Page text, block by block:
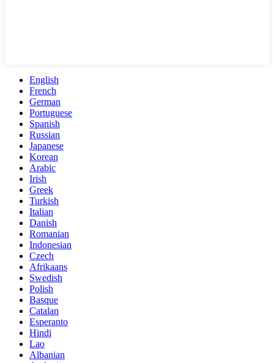
English
French
German
Portuguese
Spanish
Russian
Japanese
Korean
Arabic
Irish
Greek
Turkish
Italian
Danish
Romanian
Indonesian
Czech
Afrikaans
Swedish
Polish
Basque
Catalan
Esperanto
Hindi
Lao
Albanian